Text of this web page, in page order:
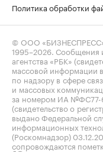
Политика обработки
© ООО
1995–2026 .
агентства «РБК»
массовой информации
по надзору в сфере
и массовых
за номером ИА №ФС77-
(свидетельство о
выдано Федеральной
информационных
(Роскомнадзор)
сопровождаются